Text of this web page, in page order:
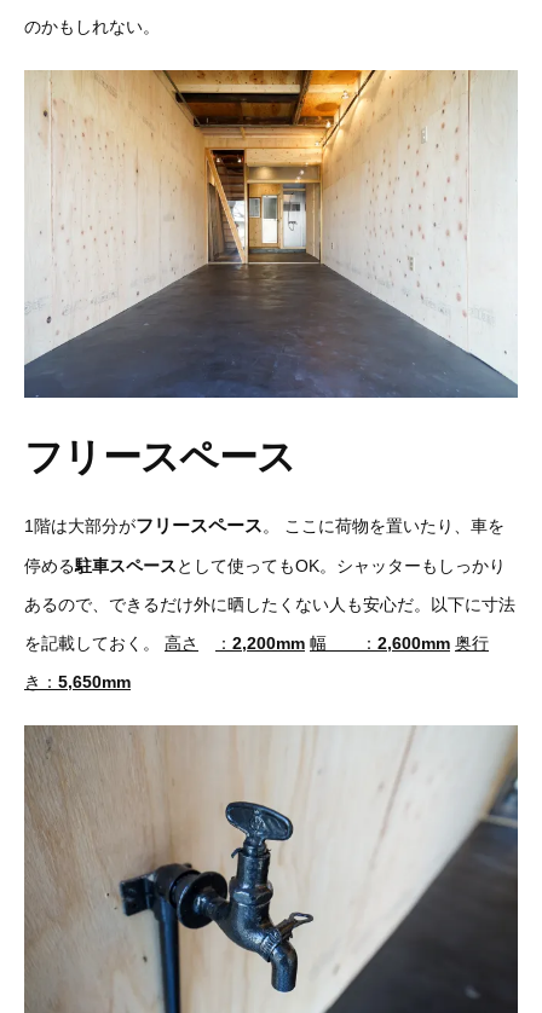
のかもしれない。
フリースペース
1階は大部分がフリースペース。 ここに荷物を置いたり、車を
停める駐車スペースとして使ってもOK。シャッターもしっかり
あるので、できるだけ外に晒したくない人も安心だ。以下に寸法
を記載しておく。
高さ ： 2,200mm 幅 ： 2,600mm 奥行
き： 5,650mm